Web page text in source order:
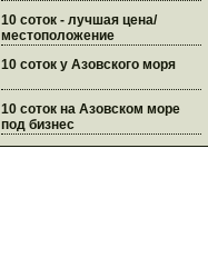
10 соток - лучшая цена/
местоположение
10 соток у Азовского моря
10 соток на Азовском море
под бизнес